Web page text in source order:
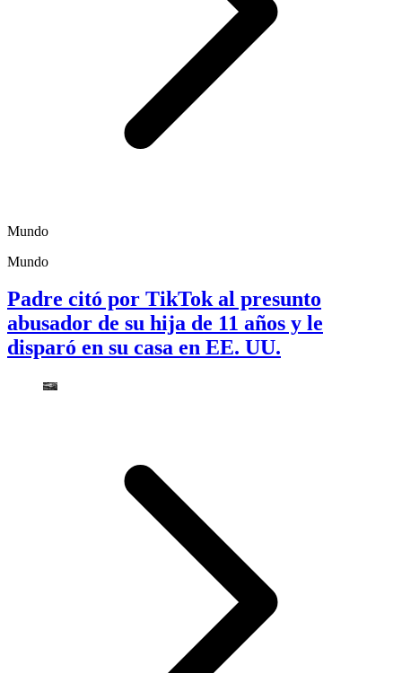
Mundo
Mundo
Padre citó por TikTok al presunto
abusador de su hija de 11 años y le
disparó en su casa en EE. UU.